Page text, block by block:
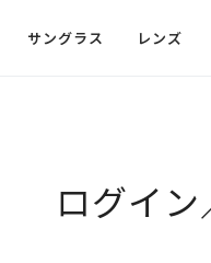
サングラス レンズ
ログイ